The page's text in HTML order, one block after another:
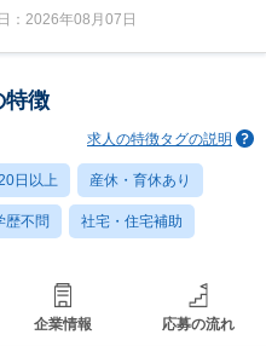
：2026年08月07日
特徴
求人の特徴タグの説明
日以上 産休・育休あり
歴不問 社宅・住宅補助
企業情報 応募の流れ